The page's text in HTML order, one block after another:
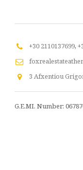
+30 2110137699,
3 Afxentiou
G.E.MI. Number: